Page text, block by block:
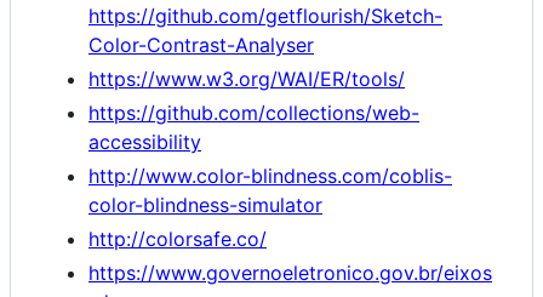
https://github.com/getflourish/Sketch-
Color-Contrast-Analyser
https://www.w3.org/WAI/ER/tools/
https://github.com/collections/web-
accessibility
http://www.color-blindness.com/coblis-
color-blindness-simulator
http://colorsafe.co/
https://www.governoeletronico.gov.br/eixos